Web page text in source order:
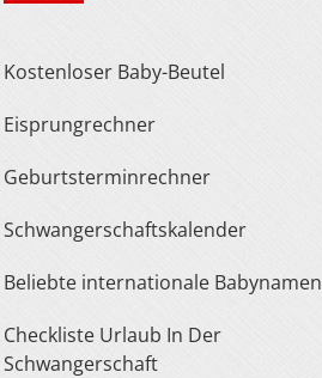
Kostenloser Baby-Beutel
Eisprungrechner
Geburtsterminrechner
Schwangerschaftskalender
Beliebte internationale Babynamen
Checkliste Urlaub In Der
Schwangerschaft